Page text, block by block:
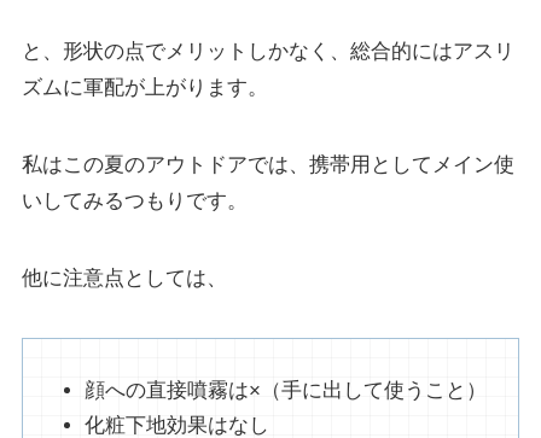
と、形状の点でメリットしかなく、総合的にはアスリ
ズムに軍配が上がります。
私はこの夏のアウトドアでは、携帯用としてメイン使
いしてみるつもりです。
他に注意点としては、
顔への直接噴霧は×（手に出して使うこと）
化粧下地効果はなし